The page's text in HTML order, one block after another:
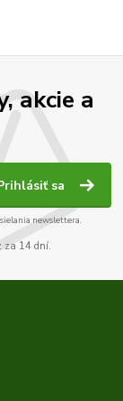
akcie a
sa
newslettera.
za 14 dní.